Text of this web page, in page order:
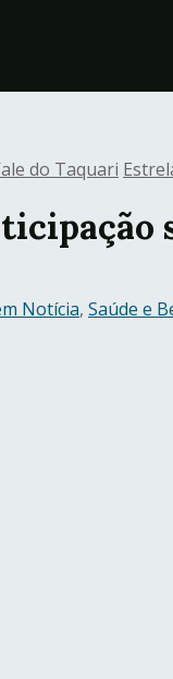
do Taquari
Notícia, Saúde e